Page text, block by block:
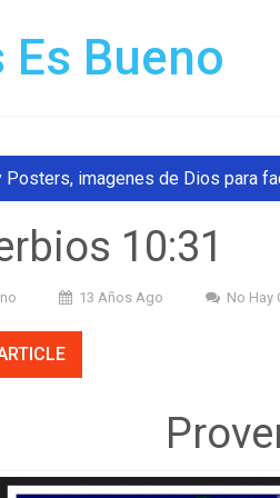
Es Bueno
Posters, imagenes de Dios para
10:31
13 Años Ago No Hay